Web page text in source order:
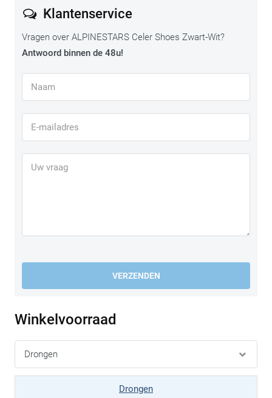
de (verwante maar niet identieke) BOA gewoon bent: een
Rotor-sluiting, daarvan trek je de draaiknop nooit omhoog!
Gewoon even terugdraaien volstaat om alles los te zetten.
een motorschoen in deze categorie. De naadloze constructie
Comfort voldoende, met andere woorden.
Sportieve rijders die een lichte, strakke motorschoen zoeken
voor droge omstandigheden vinden in de Celer een sterke
keuze.
Klantenservice
Vragen over ALPINESTARS Celer Shoes Zwart-Wit?
Antwoord binnen de 48u!
VERZENDEN
Winkelvoorraad
Drongen